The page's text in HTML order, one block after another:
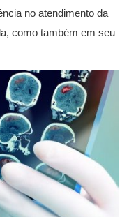
no atendimento da
como também em seu